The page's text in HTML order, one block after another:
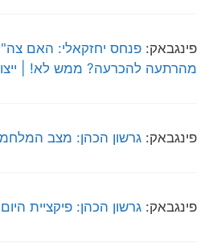
פינגבאק: פנחס יחזקאלי: האם
מהרתעה להכרעה? ממש לא! |
פינגבאק: גרשון הכהן: מצב
פינגבאק: גרשון הכהן: פיקציית